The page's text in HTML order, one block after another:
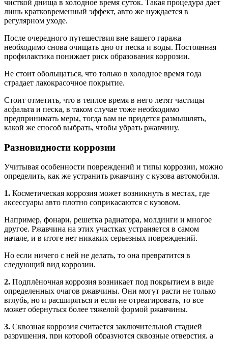
чисткой днища в холодное время суток. Такая процедура дает
лишь кратковременный эффект, авто же нуждается в
регулярном уходе.
После очередного путешествия вне вашего гаража
необходимо снова очищать дно от песка и воды. Постоянная
профилактика понижает риск образования коррозии.
Не стоит обольщаться, что только в холодное время года
страдает лакокрасочное покрытие.
Стоит отметить, что в теплое время в него летят частицы
асфальта и песка, в таком случае тоже необходимо
предпринимать меры, тогда вам не придется размышлять,
какой же способ выбрать, чтобы убрать ржавчину.
Разновидности коррозии
Учитывая особенности повреждений и типы коррозии, можно
определить, как же устранить ржавчину с кузова автомобиля.
1. Косметическая коррозия может возникнуть в местах, где
аксессуары авто плотно соприкасаются с кузовом.
Например, фонари, решетка радиатора, молдинги и многое
другое. Ржавчина на этих участках устраняется в самом
начале, и в итоге нет никаких серьезных повреждений.
Но если ничего с ней не делать, то она превратится в
следующий вид коррозии.
2. Подплёночная коррозия возникает под покрытием в виде
определенных очагов ржавчины. Они могут расти не только
вглубь, но и расширяться и если не отреагировать, то все
может обернуться более тяжелой формой ржавчины.
3. Сквозная коррозия считается заключительной стадией
разрушения, при которой образуются сквозные отверстия, а